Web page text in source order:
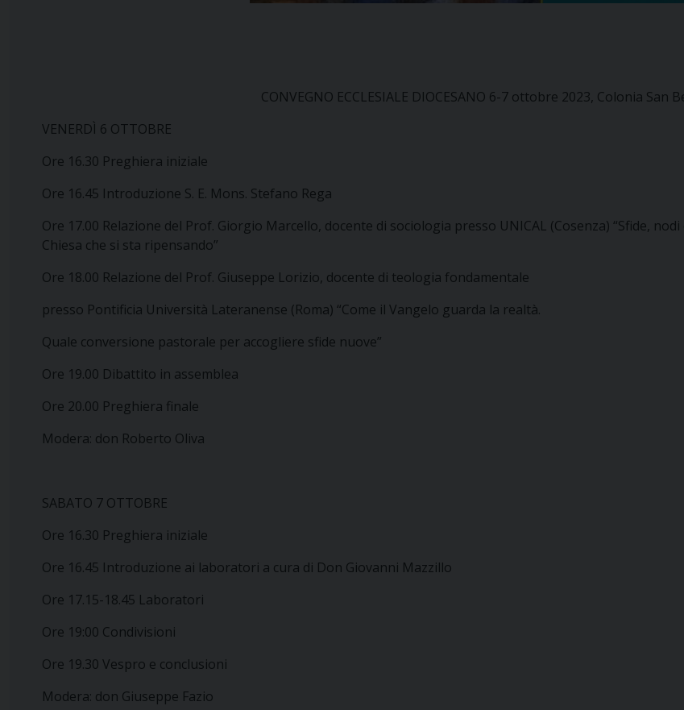
CONVEGNO ECCLESIALE DIOCESANO 6-7 ottobre 2023, Colonia San
VENERDÌ 6 OTTOBRE
Ore 16.30 Preghiera iniziale
Ore 16.45 Introduzione S. E. Mons. Stefano Rega
Ore 17.00 Relazione del Prof. Giorgio Marcello, docente di sociologia presso UNICAL (Cosenza) “Sfide,
Chiesa che si sta ripensando”
Ore 18.00 Relazione del Prof. Giuseppe Lorizio, docente di teologia fondamentale
presso Pontificia Università Lateranense (Roma) “Come il Vangelo guarda la realtà.
Quale conversione pastorale per accogliere sfide nuove”
Ore 19.00 Dibattito in assemblea
Ore 20.00 Preghiera finale
Modera: don Roberto Oliva
SABATO 7 OTTOBRE
Ore 16.30 Preghiera iniziale
Ore 16.45 Introduzione ai laboratori a cura di Don Giovanni Mazzillo
Ore 17.15-18.45 Laboratori
Ore 19:00 Condivisioni
Ore 19.30 Vespro e conclusioni
Modera: don Giuseppe Fazio